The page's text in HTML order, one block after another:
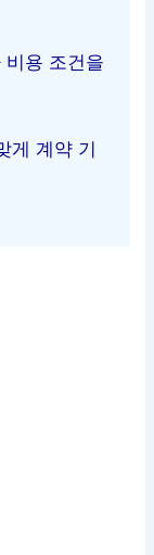
비용 조건을
게 계약 기